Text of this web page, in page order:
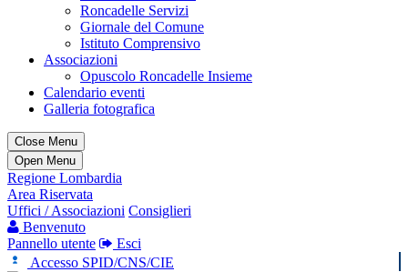
Roncadelle Servizi
Giornale del Comune
Istituto Comprensivo
Associazioni
Opuscolo Roncadelle Insieme
Calendario eventi
Galleria fotografica
Close Menu
Open Menu
Regione Lombardia
Area Riservata
Uffici / Associazioni Consiglieri
Benvenuto
Pannello utente
Esci
Accesso SPID/CNS/CIE